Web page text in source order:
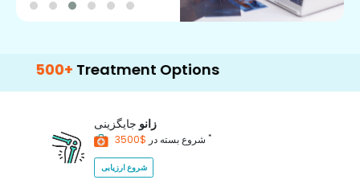
Treatment Options
زانو جایگزینی
شروع بسته در *
شروع ارزیابی